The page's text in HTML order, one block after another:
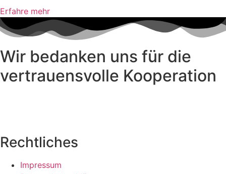
Erfahre mehr
Wir bedanken uns für die
vertrauensvolle Kooperation
Rechtliches
Impressum